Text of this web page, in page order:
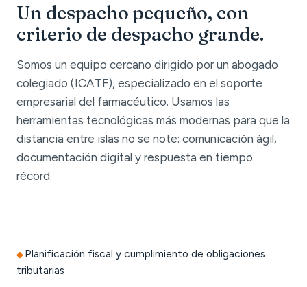
Un despacho pequeño, con
criterio de despacho grande.
Somos un equipo cercano dirigido por un abogado
colegiado (ICATF), especializado en el soporte
empresarial del farmacéutico. Usamos las
herramientas tecnológicas más modernas para que la
distancia entre islas no se note: comunicación ágil,
documentación digital y respuesta en tiempo
récord.
Planificación fiscal y cumplimiento de obligaciones
tributarias